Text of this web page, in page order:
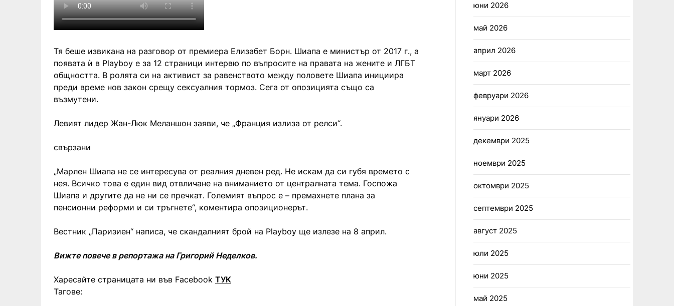
Тя беше извикана на разговор от премиера Елизабет Борн. Шиапа е министър от 2017 г., а
появата ѝ в Playboy е за 12 страници интервю по въпросите на правата на жените и ЛГБТ
общността. В ролята си на активист за равенството между половете Шиапа инициира
преди време нов закон срещу сексуалния тормоз. Сега от опозицията също са
възмутени.
Левият лидер Жан-Люк Меланшон заяви, че „Франция излиза от релси“.
свързани
„Марлен Шиапа не се интересува от реалния дневен ред. Не искам да си губя времето с
нея. Всичко това е един вид отвличане на вниманието от централната тема. Госпожа
Шиапа и другите да не ни се пречкат. Големият въпрос е – премахнете плана за
пенсионни реформи и си тръгнете“, коментира опозиционерът.
Вестник „Паризиен“ написа, че скандалният брой на Playboy ще излезе на 8 април.
Вижте повече в репортажа на Григорий Неделков.
Харесайте страницата ни във Facebook ТУК
Тагове:
юни 2026
май 2026
април 2026
март 2026
февруари 2026
януари 2026
декември 2025
ноември 2025
октомври 2025
септември 2025
август 2025
юли 2025
юни 2025
май 2025